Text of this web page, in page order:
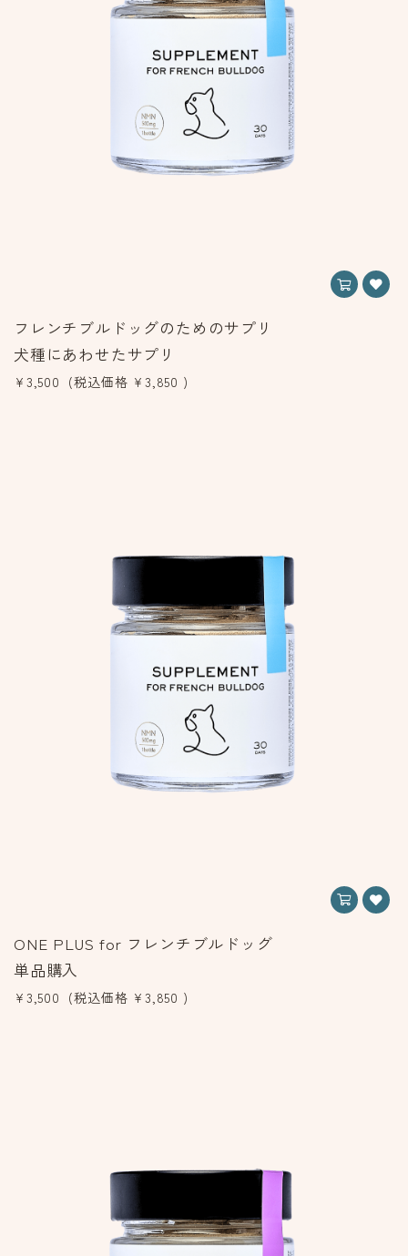
フレンチブルドッグのためのサプリ
犬種にあわせたサプリ
¥3,500 (税込価格 ¥3,850 )
ONE PLUS for フレンチブルドッグ
単品購入
¥3,500 (税込価格 ¥3,850 )